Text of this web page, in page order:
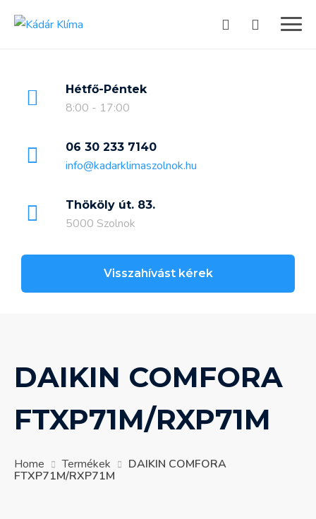
Hétfő-Péntek
8:00 - 17:00
06 30 233 7140
info@kadarklimaszolnok.hu
Thököly út. 83.
5000 Szolnok
Visszahívást kérek
DAIKIN COMFORA
FTXP71M/RXP71M
Home Termékek DAIKIN COMFORA
FTXP71M/RXP71M